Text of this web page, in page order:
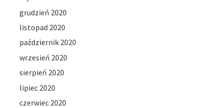
grudzień 2020
listopad 2020
październik 2020
wrzesień 2020
sierpień 2020
lipiec 2020
czerwiec 2020